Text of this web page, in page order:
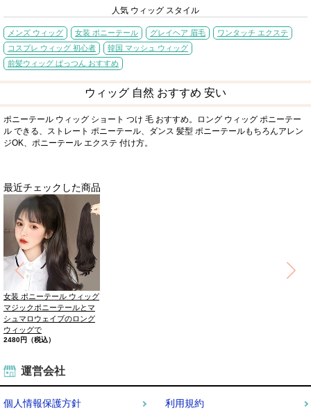
人気 ウィッグ スタイル
メンズ ウィッグ 女装 ポニーテール グレイヘア 眉毛
ワンタッチ エクステ
コスプレ ウィッグ 初心者
韓国 マッシュ ウィッグ
前髪ウィッグ ぱっつん おすすめ
ウィッグ 自然 おすすめ 安い
ポニーテール ウィッグ ショート つけ 毛 おすすめ。ロング ウィッグ ポニーテー
ル できる、ストレート ポニーテール、ダンス 髪型 ポニーテールもちろんアレン
ジOK、ポニーテール エクステ 付け方。
最近チェックした商品
女装 ポニーテール ウィッグ
マジックポニーテールとマ
シュマロウェイブのロング
ウィッグで
2480円（税込）
運営会社
個人情報保護方針 利用規約